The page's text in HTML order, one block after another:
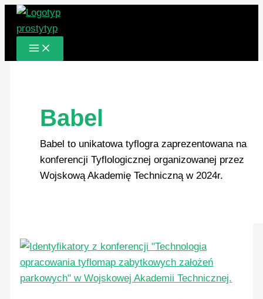
Przejdź
Babel
Babel to unikatowa tyflogra zaprezentowana na
konferencji Tyflologicznej organizowanej przez
Wojskową Akademię Techniczną w 2024r.